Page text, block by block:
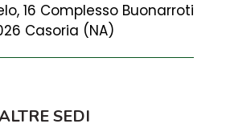
16 Complesso Buonarroti
Casoria (NA)
SEDI